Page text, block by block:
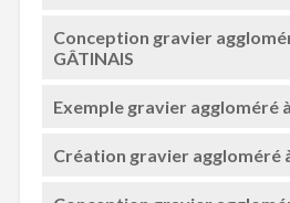
Conception gravier
GÂTINAIS
Exemple gravier aggloméré
Création gravier aggloméré